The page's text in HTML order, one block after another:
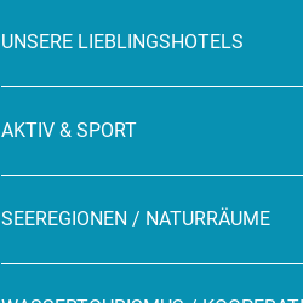
UNSERE LIEBLINGSHOTELS
AKTIV & SPORT
SEEREGIONEN / NATURRÄUME